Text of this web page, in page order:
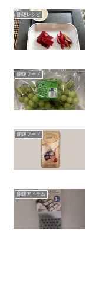
開運レシピ
開運フード
開運フード
開運アイテム